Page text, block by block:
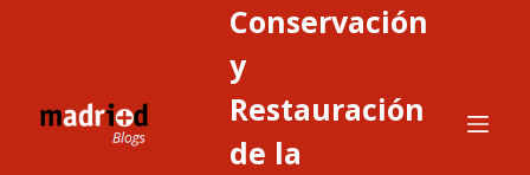
Conservación
y
Restauración
de la